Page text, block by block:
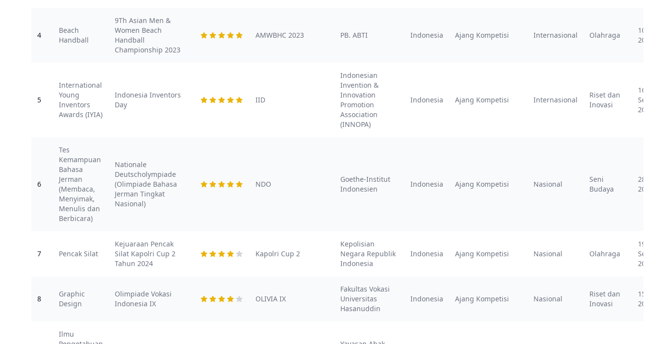
4
Beach
Handball
9Th Asian Men &
Women Beach
Handball
Championship 2023
AMWBHC 2023 PB. ABTI Indonesia Ajang Kompetisi Internasional Olahraga
10
2023
5
International
Young
Inventors
Awards (IYIA)
Indonesia Inventors
Day
IID
Indonesian
Invention &
Innovation
Promotion
Association
(INNOPA)
Indonesia Ajang Kompetisi Internasional
Riset dan
Inovasi
16
2023
6
Tes
Kemampuan
Bahasa
Jerman
(Membaca,
Menyimak,
Menulis dan
Berbicara)
Nationale
Deutscholympiade
(Olimpiade Bahasa
Jerman Tingkat
Nasional)
NDO
Goethe-Institut
Indonesien
Indonesia Ajang Kompetisi Nasional
Seni
Budaya
28
2023
7 Pencak Silat
Kejuaraan Pencak
Silat Kapolri Cup 2
Tahun 2024
Kapolri Cup 2
Kepolisian
Negara Republik
Indonesia
Indonesia Ajang Kompetisi Nasional Olahraga
19
2024
8
Graphic
Design
Olimpiade Vokasi
Indonesia IX
OLIVIA IX
Fakultas Vokasi
Universitas
Hasanuddin
Indonesia Ajang Kompetisi Nasional
Riset dan
Inovasi
15
2024
Ilmu